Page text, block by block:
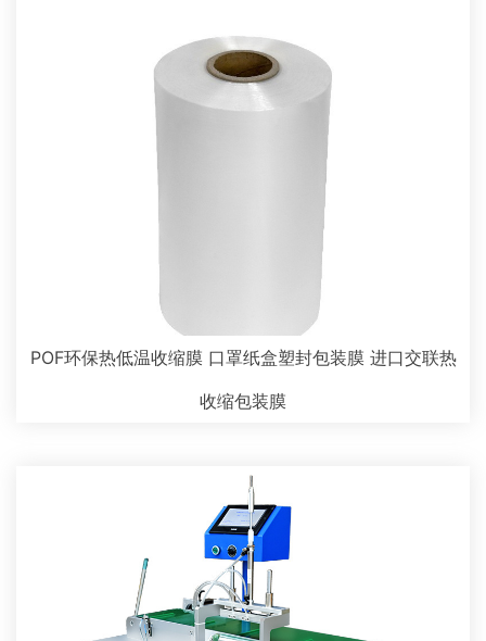
POF环保热低温收缩膜 口罩纸盒塑封包装膜 进口交联热
收缩包装膜